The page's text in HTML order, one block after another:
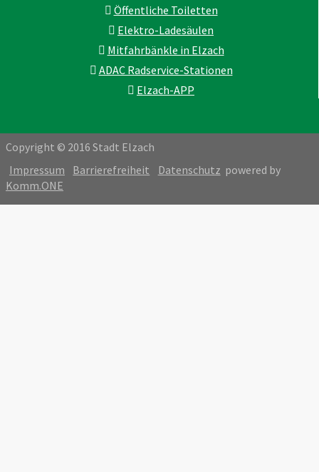
Öffentliche Toiletten
Elektro-Ladesäulen
Mitfahrbänkle in Elzach
ADAC Radservice-Stationen
Elzach-APP
Copyright © 2016 Stadt Elzach
Impressum
Barrierefreiheit Datenschutz powered by
Komm.ONE